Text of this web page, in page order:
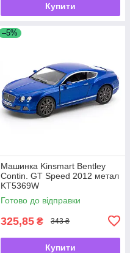
Купити
–5%
Машинка Kinsmart Bentley
Contin. GT Speed 2012 метал
KT5369W
Готово до відправки
325,85 ₴ 343 ₴
Купити